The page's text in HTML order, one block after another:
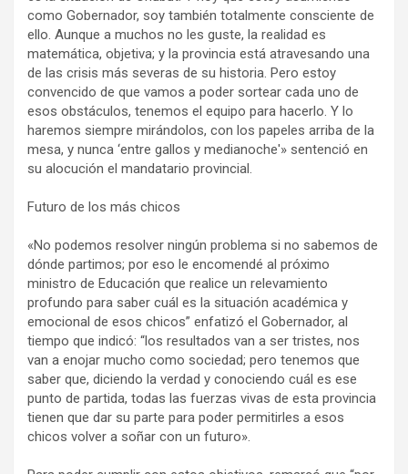
como Gobernador, soy también totalmente consciente de
ello. Aunque a muchos no les guste, la realidad es
matemática, objetiva; y la provincia está atravesando una
de las crisis más severas de su historia. Pero estoy
convencido de que vamos a poder sortear cada uno de
esos obstáculos, tenemos el equipo para hacerlo. Y lo
haremos siempre mirándolos, con los papeles arriba de la
mesa, y nunca ‘entre gallos y medianoche'» sentenció en
su alocución el mandatario provincial.
Futuro de los más chicos
«No podemos resolver ningún problema si no sabemos de
dónde partimos; por eso le encomendé al próximo
ministro de Educación que realice un relevamiento
profundo para saber cuál es la situación académica y
emocional de esos chicos” enfatizó el Gobernador, al
tiempo que indicó: “los resultados van a ser tristes, nos
van a enojar mucho como sociedad; pero tenemos que
saber que, diciendo la verdad y conociendo cuál es ese
punto de partida, todas las fuerzas vivas de esta provincia
tienen que dar su parte para poder permitirles a esos
chicos volver a soñar con un futuro».